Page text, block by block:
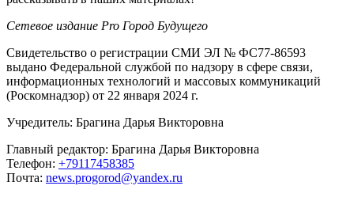
Сетевое издание Pro Город Будущего
Свидетельство о регистрации СМИ ЭЛ № ФС77-86593
выдано Федеральной службой по надзору в сфере связи,
информационных технологий и массовых коммуникаций
(Роскомнадзор) от 22 января 2024 г.
Учредитель: Брагина Дарья Викторовна
Главный редактор: Брагина Дарья Викторовна
Телефон: +79117458385
Почта: news.progorod@yandex.ru